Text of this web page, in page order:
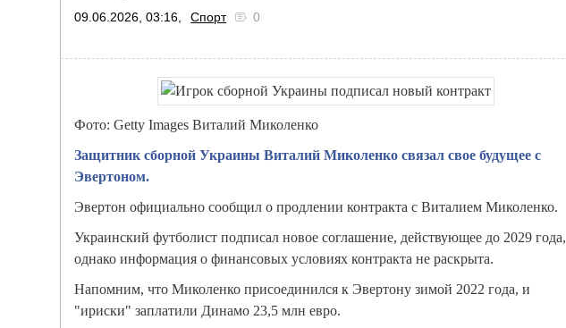
09.06.2026, 03:16, Спорт 0
Фото: Getty Images Виталий Миколенко
Защитник сборной Украины Виталий Миколенко связал свое будущее с
Эвертоном.
Эвертон официально сообщил о продлении контракта с Виталием Миколенко.
Украинский футболист подписал новое соглашение, действующее до 2029 года,
однако информация о финансовых условиях контракта не раскрыта.
Напомним, что Миколенко присоединился к Эвертону зимой 2022 года, и
"ириски" заплатили Динамо 23,5 млн евро.